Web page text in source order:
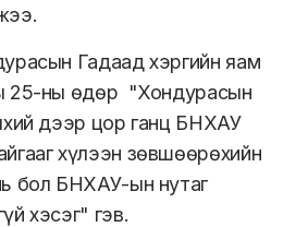
Гадаад хэргийн яам
25-ны өдөр "Хондурасын
дээр цор ганц БНХАУ
хүлээн зөвшөөрөхийн
бол БНХАУ-ын нутаг
хэсэг" гэв.